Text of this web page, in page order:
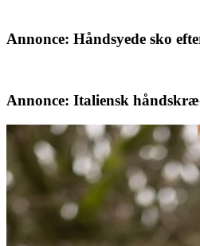
Annonce: Håndsyede sko
Annonce: Italiensk